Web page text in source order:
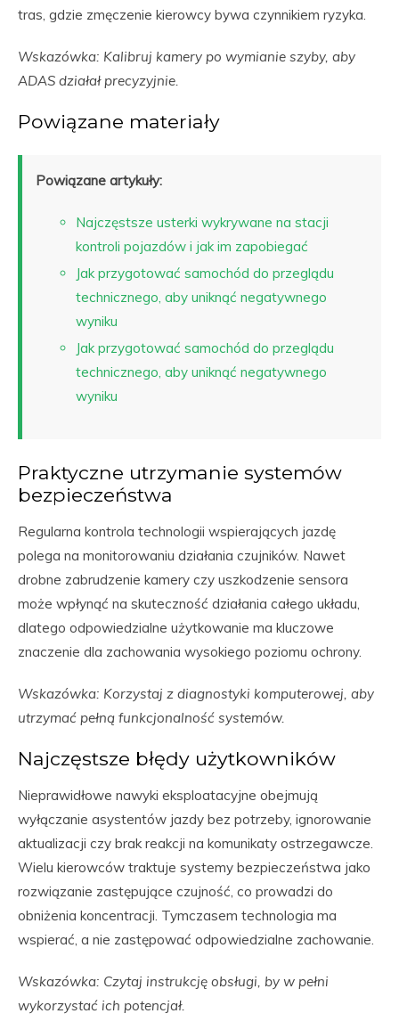
tras, gdzie zmęczenie kierowcy bywa czynnikiem ryzyka.
Wskazówka: Kalibruj kamery po wymianie szyby, aby
ADAS działał precyzyjnie.
Powiązane materiały
Powiązane artykuły:
Najczęstsze usterki wykrywane na stacji
kontroli pojazdów i jak im zapobiegać
Jak przygotować samochód do przeglądu
technicznego, aby uniknąć negatywnego
wyniku
Jak przygotować samochód do przeglądu
technicznego, aby uniknąć negatywnego
wyniku
Praktyczne utrzymanie systemów
bezpieczeństwa
Regularna kontrola technologii wspierających jazdę
polega na monitorowaniu działania czujników. Nawet
drobne zabrudzenie kamery czy uszkodzenie sensora
może wpłynąć na skuteczność działania całego układu,
dlatego odpowiedzialne użytkowanie ma kluczowe
znaczenie dla zachowania wysokiego poziomu ochrony.
Wskazówka: Korzystaj z diagnostyki komputerowej, aby
utrzymać pełną funkcjonalność systemów.
Najczęstsze błędy użytkowników
Nieprawidłowe nawyki eksploatacyjne obejmują
wyłączanie asystentów jazdy bez potrzeby, ignorowanie
aktualizacji czy brak reakcji na komunikaty ostrzegawcze.
Wielu kierowców traktuje systemy bezpieczeństwa jako
rozwiązanie zastępujące czujność, co prowadzi do
obniżenia koncentracji. Tymczasem technologia ma
wspierać, a nie zastępować odpowiedzialne zachowanie.
Wskazówka: Czytaj instrukcję obsługi, by w pełni
wykorzystać ich potencjał.